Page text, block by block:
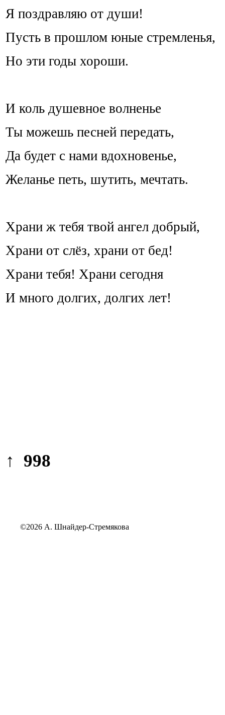
Я поздравляю от души!
Пусть в прошлом юные стремленья,
Но эти годы хороши.
И коль душевное волненье
Ты можешь песней передать,
Да будет с нами вдохновенье,
Желанье петь, шутить, мечтать.
Храни ж тебя твой ангел добрый,
Храни от слёз, храни от бед!
Храни тебя! Храни сегодня
И много долгих, долгих лет!
↑ 998
©2026 А. Шнайдер-Стремякова